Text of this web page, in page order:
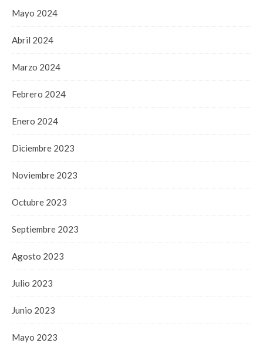
Mayo 2024
Abril 2024
Marzo 2024
Febrero 2024
Enero 2024
Diciembre 2023
Noviembre 2023
Octubre 2023
Septiembre 2023
Agosto 2023
Julio 2023
Junio 2023
Mayo 2023